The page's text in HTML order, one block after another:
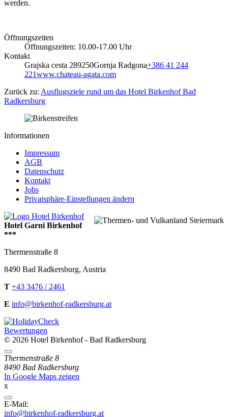
werden.
Öffnungszeiten
Öffnungszeiten: 10.00-17.00 Uhr
Kontakt
Grajska cesta 289250Gornja Radgona+386 41 244
221www.chateau-agata.com
Zurück zu: Ausflugsziele rund um das Hotel Birkenhof Bad
Radkersburg
Informationen
Impressum
AGB
Datenschutz
Kontakt
Jobs
Privatsphäre-Einstellungen ändern
Hotel Garni Birkenhof
***
Thermenstraße 8
8490 Bad Radkersburg, Austria
T +43 3476 / 2461
E info@birkenhof-radkersburg.at
Bewertungen
© 2026 Hotel Birkenhof - Bad Radkersburg
Directions
Thermenstraße 8
8490 Bad Radkersburg
In Google Maps zeigen
x
E-
Mail
E-Mail:
info@birkenhof-radkersburg.at